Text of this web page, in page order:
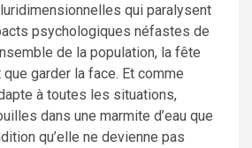
qui paralysent
psychologiques néfastes de
de la population, la fête
garder la face. Et comme
à toutes les situations,
dans une marmite d’eau que
qu’elle ne devienne pas